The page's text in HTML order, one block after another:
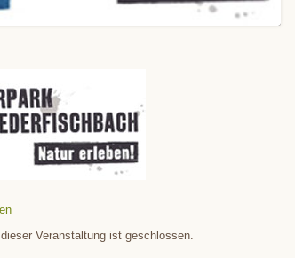
Veranstaltung ist geschlossen.